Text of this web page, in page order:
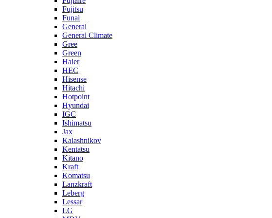
Fujitsu
Funai
General
General Climate
Gree
Green
Haier
HEC
Hisense
Hitachi
Hotpoint
Hyundai
IGC
Ishimatsu
Jax
Kalashnikov
Kentatsu
Kitano
Kraft
Komatsu
Lanzkraft
Leberg
Lessar
LG